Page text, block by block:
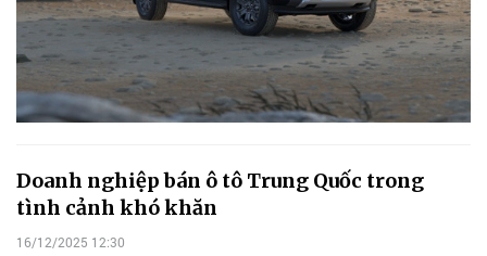
Doanh nghiệp bán ô tô Trung Quốc trong
tình cảnh khó khăn
16/12/2025 12:30